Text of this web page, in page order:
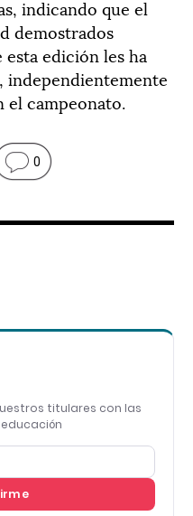
indicando que el
demostrados
edición les ha
independientemente
el campeonato.
0
titulares con las